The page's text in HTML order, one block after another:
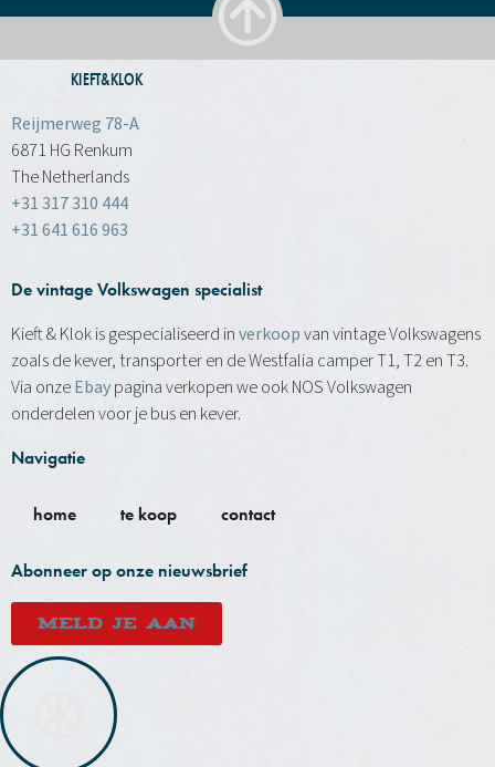
KIEFT&KLOK
Reijmerweg 78-A
6871 HG Renkum
The Netherlands
+31 317 310 444
+31 641 616 963
De vintage Volkswagen specialist
Kieft & Klok is gespecialiseerd inverkoopvan vintage Volkswagens
zoals de kever, transporter en de Westfalia camper T1, T2 en T3.
Via onzeEbaypagina verkopen we ook NOS Volkswagen
onderdelen voor je bus en kever.
Navigatie
home te koop contact
Abonneer op onze nieuwsbrief
MELD JE AAN